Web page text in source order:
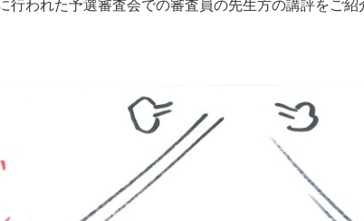
行われた予選審査会での審査員の先生方の講評をご紹